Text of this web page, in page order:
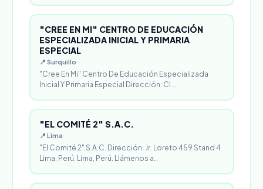
"CREE EN MI" CENTRO DE EDUCACIÓN
ESPECIALIZADA INICIAL Y PRIMARIA
ESPECIAL
📍 Surquillo
"Cree En Mi" Centro De Educación Especializada
Inicial Y Primaria Especial Dirección: Cl.…
"EL COMITÉ 2" S.A.C.
📍 Lima
"El Comité 2" S.A.C. Dirección: Jr. Loreto 459 Stand 4
Lima, Perú. Lima, Perú. Llámenos a…